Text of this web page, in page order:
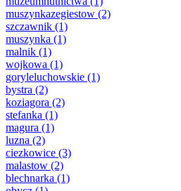
muszynkazegiestow (2)
szczawnik (1)
muszynka (1)
malnik (1)
wojkowa (1)
goryleluchowskie (1)
bystra (2)
koziagora (2)
stefanka (1)
magura (1)
luzna (2)
ciezkowice (3)
malastow (2)
blechnarka (1)